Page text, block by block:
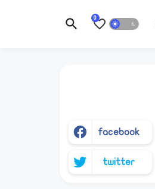
0
facebook
twitter